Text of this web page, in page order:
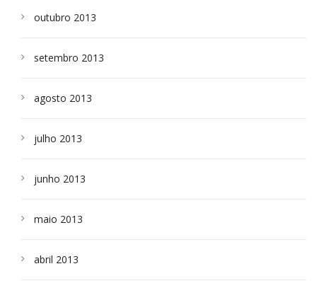
outubro 2013
setembro 2013
agosto 2013
julho 2013
junho 2013
maio 2013
abril 2013